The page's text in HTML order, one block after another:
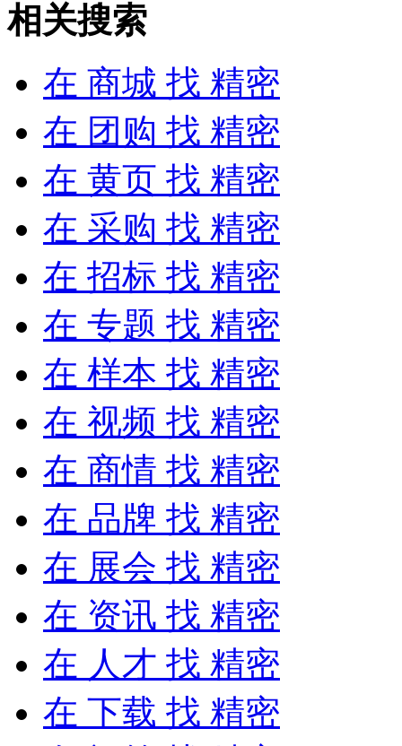
相关搜索
在 商城 找 精密
在 团购 找 精密
在 黄页 找 精密
在 采购 找 精密
在 招标 找 精密
在 专题 找 精密
在 样本 找 精密
在 视频 找 精密
在 商情 找 精密
在 品牌 找 精密
在 展会 找 精密
在 资讯 找 精密
在 人才 找 精密
在 下载 找 精密